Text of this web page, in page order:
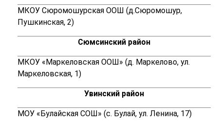
МКОУ Сюромошурская ООШ (д.Сюромошур,
Пушкинская, 2)
Сюмсинский район
МКОУ «Маркеловская ООШ» (д. Маркелово, ул.
Маркеловская, 1)
Увинский район
МОУ «Булайская СОШ» (с. Булай, ул. Ленина, 17)